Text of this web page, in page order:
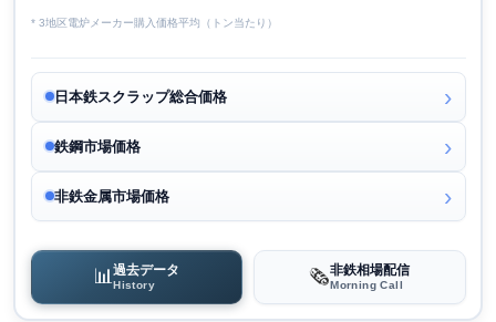
* 3地区電炉メーカー購入価格平均（トン当たり）
日本鉄スクラップ総合価格
鉄鋼市場価格
非鉄金属市場価格
📊過去データ
History 🗞️非鉄相場配信
Morning Call